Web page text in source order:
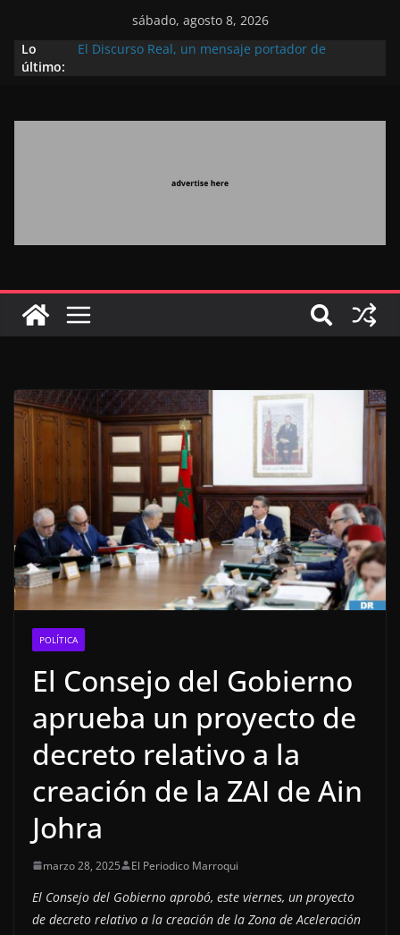
sábado, agosto 8, 2026
Lo
último:
El Discurso Real, un mensaje portador de
Extranjero: al servicio de los grandes proyectos de
Marruecos gracias a una visión estratégica
destinada a consolidar la posición de Marruecos
en una economía mundial competitiva (politólogo
marroquí-estadounidense)
POLÍTICA
El Consejo del Gobierno
aprueba un proyecto de
decreto relativo a la
creación de la ZAI de Ain
Johra
marzo 28, 2025 El Periodico Marroqui
El Consejo del Gobierno aprobó, este viernes, un proyecto
de decreto relativo a la creación de la Zona de Aceleración